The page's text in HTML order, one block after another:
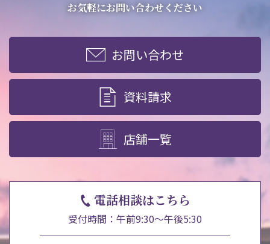
お気軽にお問い合わせください
お問い合わせ
資料請求
店舗一覧
電話相談はこちら
受付時間：午前9:30～午後5:30